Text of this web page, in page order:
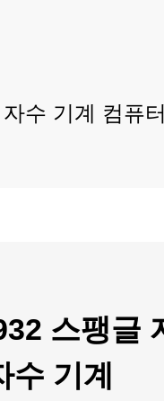
수 기계 컴퓨
스팽글
수 기계